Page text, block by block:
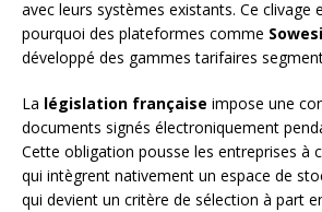
avec leurs systèmes existants. Ce clivage
pourquoi des plateformes comme
développé des gammes tarifaires
La législation française impose une
documents signés électroniquement
Cette obligation pousse les entreprises à
qui intègrent nativement un espace de
qui devient un critère de sélection à part